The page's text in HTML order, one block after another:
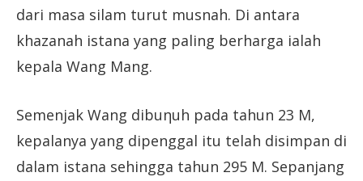
dari masa silam turut musnah. Di antara
khazanah istana yang paling berharga ialah
kepala Wang Mang.
Semenjak Wang dibuηuh pada tahun 23 M,
kepalanya yang dipenggal itu telah disimpan di
dalam istana sehingga tahun 295 M. Sepanjang